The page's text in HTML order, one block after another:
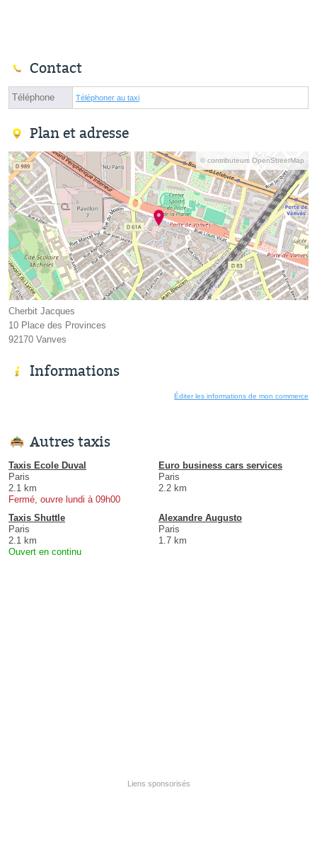
Contact
Téléphone Téléphoner au taxi
Plan et adresse
© contributeurs OpenStreetMap
Cherbit Jacques
10 Place des Provinces
92170 Vanves
Informations
Éditer les informations de mon commerce
Autres taxis
Taxis Ecole Duval
Paris
2.1 km
Fermé, ouvre lundi à 09h00
Euro business cars services
Paris
2.2 km
Taxis Shuttle
Paris
2.1 km
Ouvert en continu
Alexandre Augusto
Paris
1.7 km